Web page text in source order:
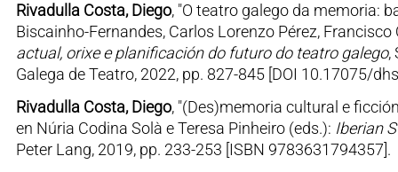
Rivadulla Costa, Diego, "O teatro galego da memoria:
Biscainho-Fernandes, Carlos Lorenzo Pérez,
actual, orixe e planificación do futuro do teatro galego,
Galega de Teatro, 2022, pp. 827-845 [DOI 10.17075/
Rivadulla Costa, Diego, "(Des)memoria cultural e
en Núria Codina Solà e Teresa Pinheiro (eds.): Iberian
Peter Lang, 2019, pp. 233-253 [ISBN 9783631794357].